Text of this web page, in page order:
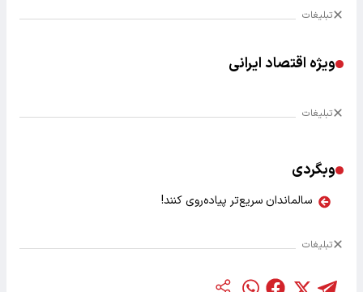
تبلیغات
ویژه اقتصاد ایرانی
تبلیغات
وبگردی
سالماندان سریع‌تر پیاده‌روی کنند!
تبلیغات